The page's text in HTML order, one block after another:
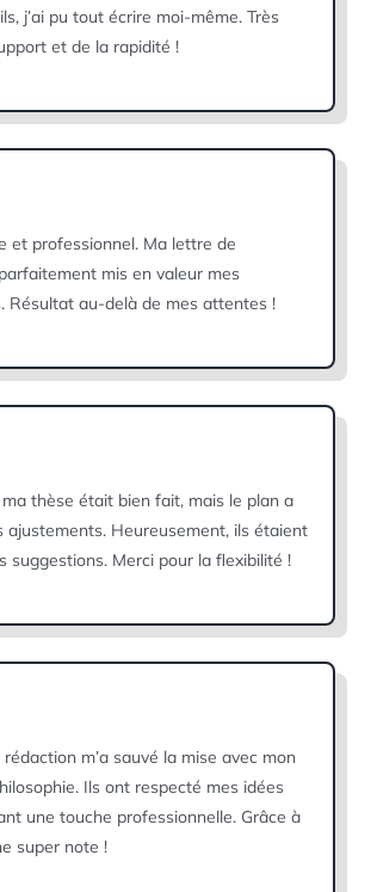
j’ai pu tout écrire moi-même. Très
et de la rapidité !
et professionnel. Ma lettre de
mis en valeur mes
Résultat au-delà de mes attentes !
thèse était bien fait, mais le plan a
ajustements. Heureusement, ils étaient
suggestions. Merci pour la flexibilité !
m’a sauvé la mise avec mon
Ils ont respecté mes idées
une touche professionnelle. Grâce à
super note !